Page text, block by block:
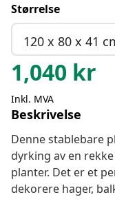
Størrelse
120 x 80 x 41
1,040 kr
Inkl. MVA
Beskrivelse
Denne stablebare
dyrking av en
planter. Det er et
dekorere hager,